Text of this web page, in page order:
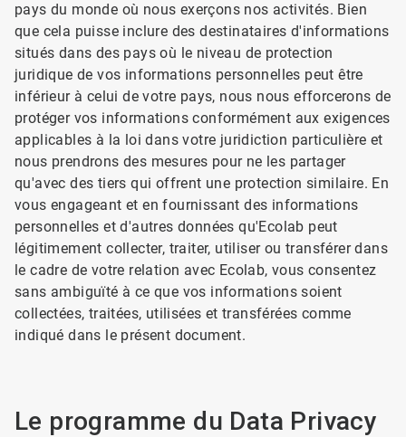
pays du monde où nous exerçons nos activités. Bien
que cela puisse inclure des destinataires d'informations
situés dans des pays où le niveau de protection
juridique de vos informations personnelles peut être
inférieur à celui de votre pays, nous nous efforcerons de
protéger vos informations conformément aux exigences
applicables à la loi dans votre juridiction particulière et
nous prendrons des mesures pour ne les partager
qu'avec des tiers qui offrent une protection similaire. ​​​​​​​En
vous engageant et en fournissant des informations
personnelles et d'autres données qu'Ecolab peut
légitimement collecter, traiter, utiliser ou transférer dans
le cadre de votre relation avec Ecolab, vous consentez
sans ambiguïté à ce que vos informations soient
collectées, traitées, utilisées et transférées comme
indiqué dans le présent document.
Le programme du Data Privacy